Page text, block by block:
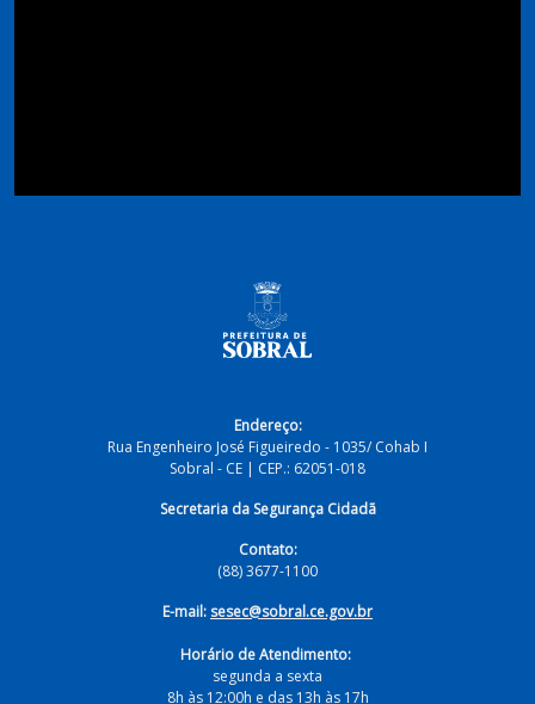
Endereço:
Rua Engenheiro José Figueiredo - 1035/ Cohab I
Sobral - CE | CEP.: 62051-018
Secretaria da Segurança Cidadã
Contato:
(88) 3677-1100
E-mail: sesec@sobral.ce.gov.br
Horário de Atendimento:
segunda a sexta
8h às 12:00h e das 13h às 17h